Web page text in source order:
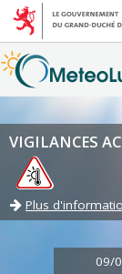
VIGILANCES
Plus
09/